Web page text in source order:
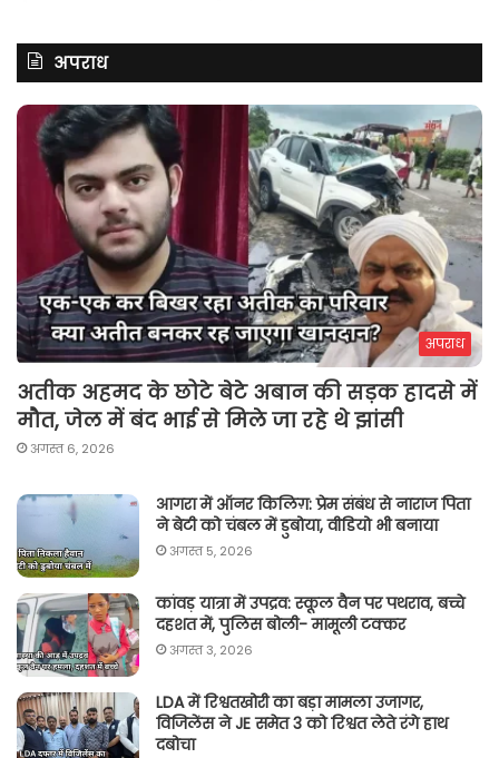
अपराध
अपराध
अतीक अहमद के छोटे बेटे अबान की सड़क हादसे में
मौत, जेल में बंद भाई से मिले जा रहे थे झांसी
अगस्त 6, 2026
आगरा में ऑनर किलिग़: प्रेम संबंध से नाराज पिता
ने बेटी को चंबल में डुबोया, वीडियो भी बनाया
अगस्त 5, 2026
कांवड़ यात्रा में उपद्रव: स्कूल वैन पर पथराव, बच्चे
दहशत में, पुलिस बोली- मामूली टक्कर
अगस्त 3, 2026
LDA में रिश्वतखोरी का बड़ा मामला उजागर,
विजिलेंस ने JE समेत 3 को रिश्वत लेते रंगे हाथ
दबोचा